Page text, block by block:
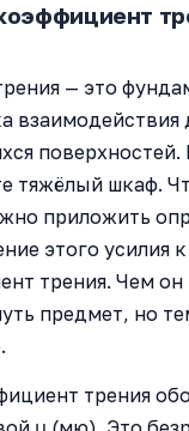
— это
взаимодействия
поверхностей.
тяжёлый шкаф.
приложить
этого усилия
трения. Чем
предмет, но
трения